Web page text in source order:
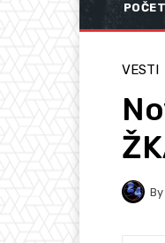
VESTI
By